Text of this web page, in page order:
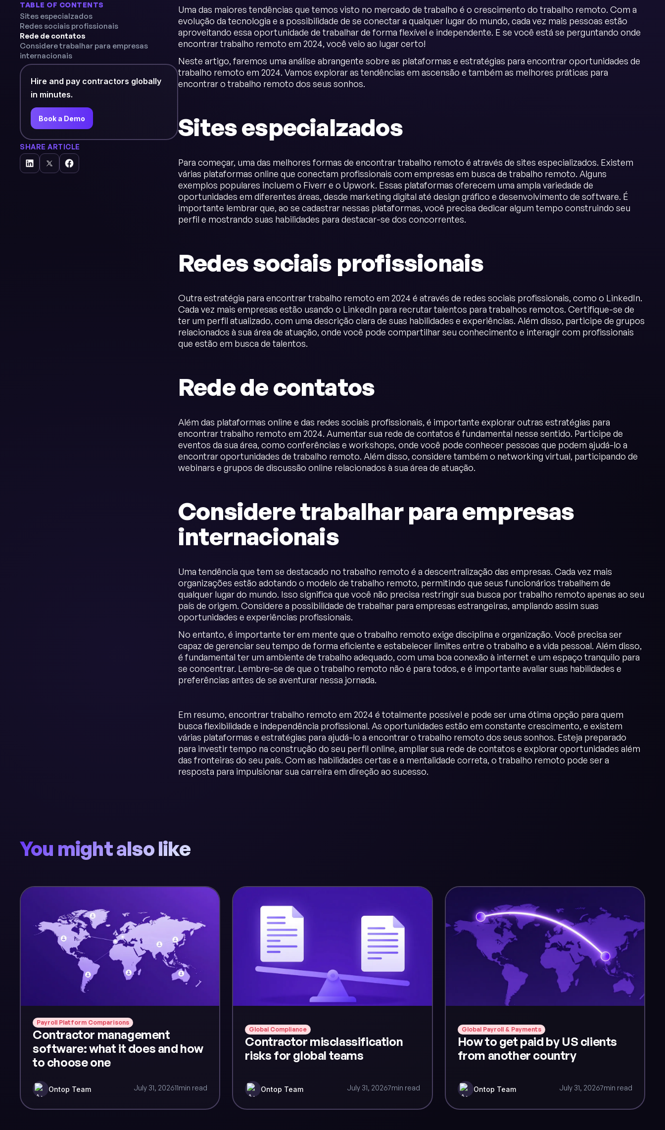
TABLE OF CONTENTS
Sites especialzados
Redes sociais profissionais
Rede de contatos
Considere trabalhar para empresas
internacionais
Hire and pay contractors globally
in minutes.
Book a Demo
SHARE ARTICLE
Uma das maiores tendências que temos visto no mercado de trabalho é o crescimento do trabalho remoto. Com a
evolução da tecnologia e a possibilidade de se conectar a qualquer lugar do mundo, cada vez mais pessoas estão
aproveitando essa oportunidade de trabalhar de forma flexível e independente. E se você está se perguntando onde
encontrar trabalho remoto em 2024, você veio ao lugar certo!
Neste artigo, faremos uma análise abrangente sobre as plataformas e estratégias para encontrar oportunidades de
trabalho remoto em 2024. Vamos explorar as tendências em ascensão e também as melhores práticas para
encontrar o trabalho remoto dos seus sonhos.
Sites especialzados
Para começar, uma das melhores formas de encontrar trabalho remoto é através de sites especializados. Existem
várias plataformas online que conectam profissionais com empresas em busca de trabalho remoto. Alguns
exemplos populares incluem o Fiverr e o Upwork. Essas plataformas oferecem uma ampla variedade de
oportunidades em diferentes áreas, desde marketing digital até design gráfico e desenvolvimento de software. É
importante lembrar que, ao se cadastrar nessas plataformas, você precisa dedicar algum tempo construindo seu
perfil e mostrando suas habilidades para destacar-se dos concorrentes.
Redes sociais profissionais
Outra estratégia para encontrar trabalho remoto em 2024 é através de redes sociais profissionais, como o LinkedIn.
Cada vez mais empresas estão usando o LinkedIn para recrutar talentos para trabalhos remotos. Certifique-se de
ter um perfil atualizado, com uma descrição clara de suas habilidades e experiências. Além disso, participe de grupos
relacionados à sua área de atuação, onde você pode compartilhar seu conhecimento e interagir com profissionais
que estão em busca de talentos.
Rede de contatos
Além das plataformas online e das redes sociais profissionais, é importante explorar outras estratégias para
encontrar trabalho remoto em 2024. Aumentar sua rede de contatos é fundamental nesse sentido. Participe de
eventos da sua área, como conferências e workshops, onde você pode conhecer pessoas que podem ajudá-lo a
encontrar oportunidades de trabalho remoto. Além disso, considere também o networking virtual, participando de
webinars e grupos de discussão online relacionados à sua área de atuação.
Considere trabalhar para empresas
internacionais
Uma tendência que tem se destacado no trabalho remoto é a descentralização das empresas. Cada vez mais
organizações estão adotando o modelo de trabalho remoto, permitindo que seus funcionários trabalhem de
qualquer lugar do mundo. Isso significa que você não precisa restringir sua busca por trabalho remoto apenas ao seu
país de origem. Considere a possibilidade de trabalhar para empresas estrangeiras, ampliando assim suas
oportunidades e experiências profissionais.
No entanto, é importante ter em mente que o trabalho remoto exige disciplina e organização. Você precisa ser
capaz de gerenciar seu tempo de forma eficiente e estabelecer limites entre o trabalho e a vida pessoal. Além disso,
é fundamental ter um ambiente de trabalho adequado, com uma boa conexão à internet e um espaço tranquilo para
se concentrar. Lembre-se de que o trabalho remoto não é para todos, e é importante avaliar suas habilidades e
preferências antes de se aventurar nessa jornada.
Em resumo, encontrar trabalho remoto em 2024 é totalmente possível e pode ser uma ótima opção para quem
busca flexibilidade e independência profissional. As oportunidades estão em constante crescimento, e existem
várias plataformas e estratégias para ajudá-lo a encontrar o trabalho remoto dos seus sonhos. Esteja preparado
para investir tempo na construção do seu perfil online, ampliar sua rede de contatos e explorar oportunidades além
das fronteiras do seu país. Com as habilidades certas e a mentalidade correta, o trabalho remoto pode ser a
resposta para impulsionar sua carreira em direção ao sucesso.
You might also like
Payroll Platform Comparisons
Contractor management
software: what it does and how
to choose one
Ontop Team July 31, 202611min read
Global Compliance
Contractor misclassification
risks for global teams
Ontop Team July 31, 20267min read
Global Payroll & Payments
How to get paid by US clients
from another country
Ontop Team July 31, 20267min read